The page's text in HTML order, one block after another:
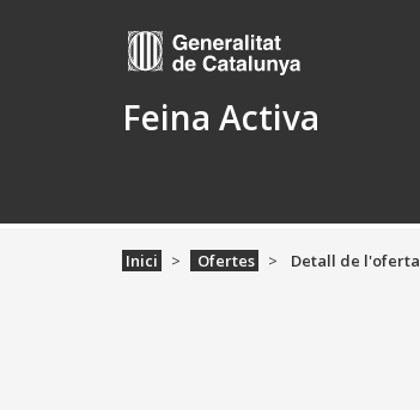
Feina Activa
Inici Ofertes Detall de l'oferta